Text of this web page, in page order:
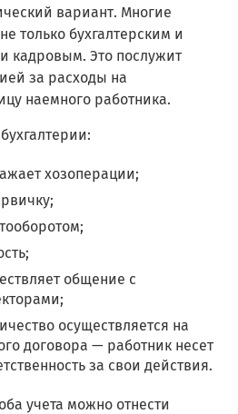
вариант. Многие
только бухгалтерским и
кадровым. Это послужит
за расходы на
наемного работника.
хозоперации;
общение с
осуществляется на
договора — работник несет
за свои действия.
учета можно отнести